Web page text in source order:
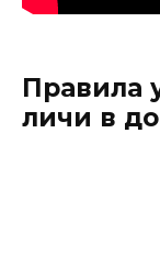
Правила
личи в